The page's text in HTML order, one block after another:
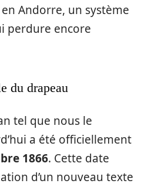
en Andorre, un système
perdure encore
du drapeau
tel que nous le
a été officiellement
1866. Cette date
d’un nouveau texte